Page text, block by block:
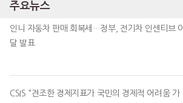
주요뉴스
인니 자동차 판매 회복세…정부, 전기차 인센티브 이
달 발표
CSIS "견조한 경제지표가 국민의 경제적 어려움 가